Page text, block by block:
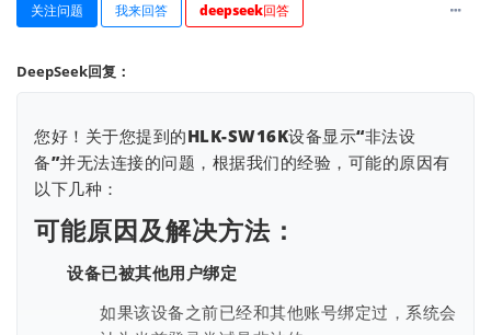
查看更多
关注问题 我来回答 deepseek回答
DeepSeek回复：
您好！关于您提到的HLK-SW16K设备显示“非法设
备”并无法连接的问题，根据我们的经验，可能的原因有
以下几种：
可能原因及解决方法：
设备已被其他用户绑定
如果该设备之前已经和其他账号绑定过，系统会